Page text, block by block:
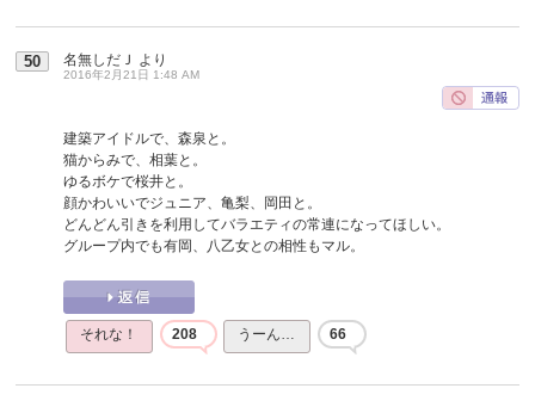
50 名無しだＪ より
2016年2月21日 1:48 AM
建築アイドルで、森泉と。
猫からみで、相葉と。
ゆるボケで桜井と。
顔かわいいでジュニア、亀梨、岡田と。
どんどん引きを利用してバラエティの常連になってほしい。
グループ内でも有岡、八乙女との相性もマル。
それな！ 208 うーん… 66